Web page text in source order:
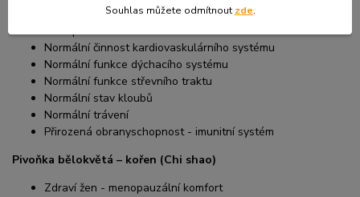
Kontrola tělesné hmotnosti & hubnutí
Menopauzální komfort
Normální činnost kardiovaskulárního systému
Normální funkce dýchacího systému
Normální funkce střevního traktu
Normální stav kloubů
Normální trávení
Přirozená obranyschopnost - imunitní systém
Pivoňka bělokvětá – kořen (Chi shao)
Zdraví žen - menopauzální komfort
Souhlas můžete odmítnout zde.